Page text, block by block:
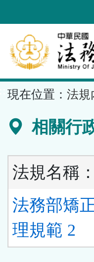
到
要
內
容
區
現在位置： 法規
相關行
法規名稱：
法務部矯
理規範 2